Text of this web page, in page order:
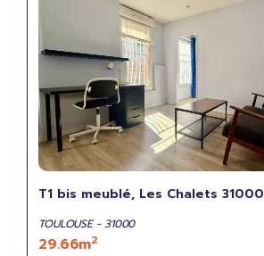
T1 bis meublé, Les Chalets 31000
TOULOUSE - 31000
29.66m2